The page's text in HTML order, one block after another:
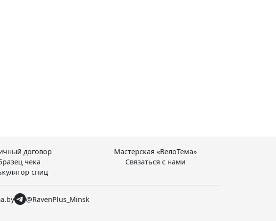
договор
Мастерская «ВелоТема»
чека
Связаться с нами
спиц
@RavenPlus_Minsk